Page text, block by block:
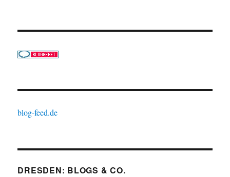
blog-feed.de
DRESDEN: BLOGS & CO.